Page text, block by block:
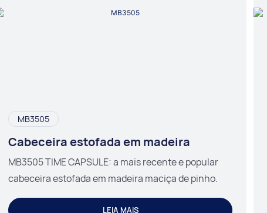
MB3505
Cabeceira estofada em madeira
MB3505 TIME CAPSULE: a mais recente e popular
cabeceira estofada em madeira maciça de pinho.
LEIA MAIS